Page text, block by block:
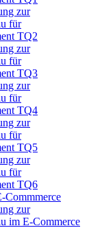
zur
für
TQ2
zur
für
TQ3
zur
für
TQ4
zur
für
TQ5
zur
für
TQ6
Commmerce
zur
im E-Commerce